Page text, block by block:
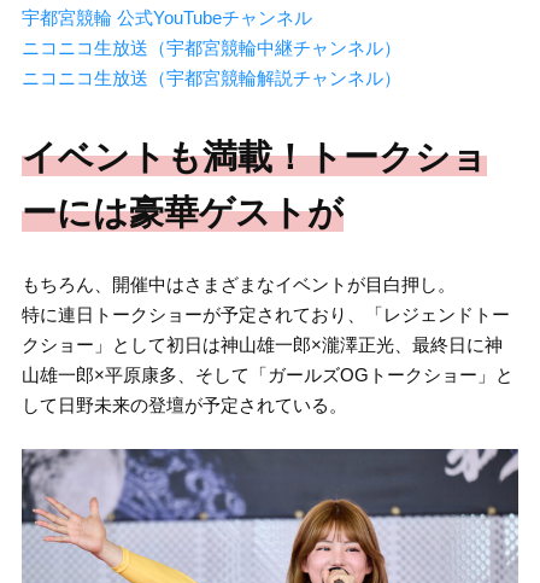
宇都宮競輪 公式YouTubeチャンネル
ニコニコ生放送（宇都宮競輪中継チャンネル）
ニコニコ生放送（宇都宮競輪解説チャンネル）
イベントも満載！トークショ
ーには豪華ゲストが
もちろん、開催中はさまざまなイベントが目白押し。
特に連日トークショーが予定されており、「レジェンドトー
クショー」として初日は神山雄一郎×瀧澤正光、最終日に神
山雄一郎×平原康多、そして「ガールズOGトークショー」と
して日野未来の登壇が予定されている。